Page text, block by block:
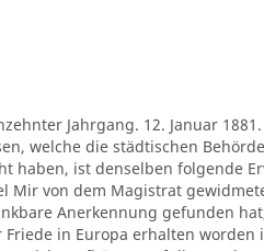
Jahrgang. 12. Januar
welche die städtischen
haben, ist denselben folgende
Mir von dem Magistrat
Anerkennung gefunden
in Europa erhalten worden